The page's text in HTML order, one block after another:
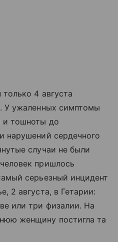
4 августа
У ужаленных симптомы
и тошноты до
нарушений сердечного
случаи не были
пришлось
серьезный инцидент
2 августа, в Гетарии:
или три физалии. На
женщину постигла та